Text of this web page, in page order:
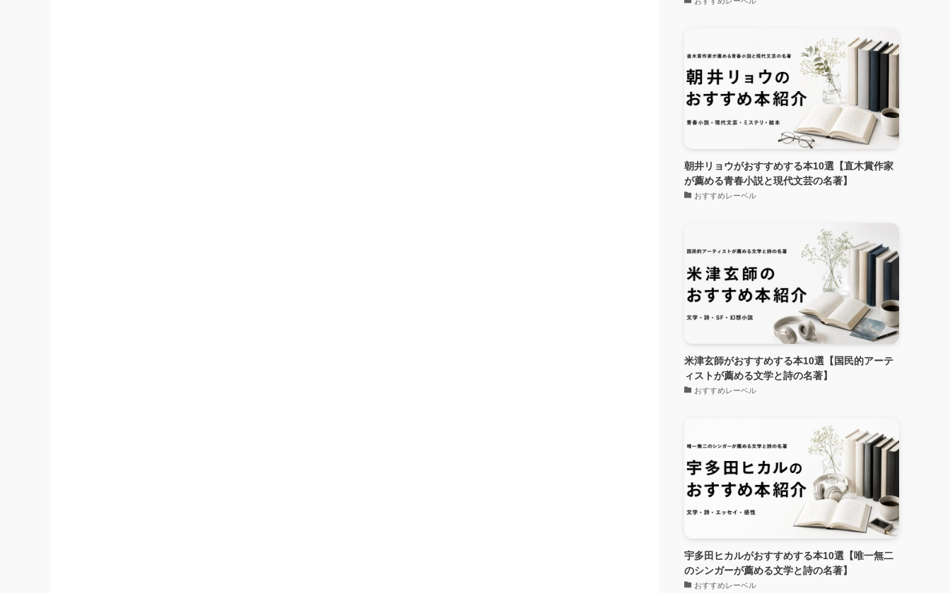
朝井リョウがおすすめする本10選【直木賞作家
が薦める青春小説と現代文芸の名著】
おすすめレーベル
米津玄師がおすすめする本10選【国民的アーテ
ィストが薦める文学と詩の名著】
おすすめレーベル
宇多田ヒカルがおすすめする本10選【唯一無二
のシンガーが薦める文学と詩の名著】
おすすめレーベル